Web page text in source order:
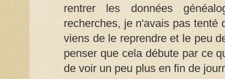
rentrer les données
recherches, je n'avais pas tenté
viens de le reprendre et le peu
penser que cela débute par ce
de voir un peu plus en fin de